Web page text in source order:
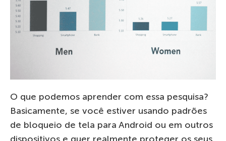
O que podemos aprender com essa pesquisa?
Basicamente, se você estiver usando padrões
de bloqueio de tela para Android ou em outros